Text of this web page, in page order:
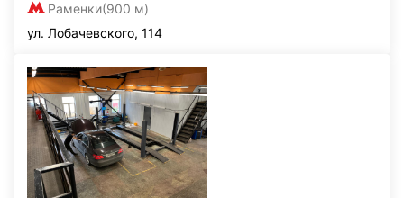
Раменки(900 м)
ул. Лобачевского, 114